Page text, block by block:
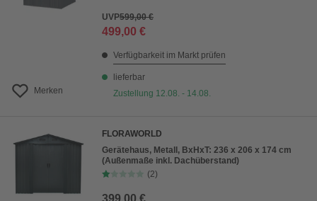
Merken
UVP599,00 €
499,00 €
Verfügbarkeit im Markt prüfen
lieferbar
Zustellung 12.08. - 14.08.
FLORAWORLD
Gerätehaus, Metall, BxHxT: 236 x 206 x 174 cm
(Außenmaße inkl. Dachüberstand)
(2)
399,00 €